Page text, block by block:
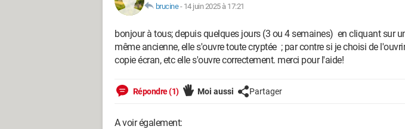
brucine- 14 juin 2025 à 17:21
bonjour à tous; depuis quelques jours (3 ou 4 semaines) en cliquant sur
même ancienne, elle s'ouvre toute cryptée ; par contre si je choisi de
copie écran, etc elle s'ouvre correctement. merci pour l'aide!
Répondre (1) Moi aussi Partager
A voir également: